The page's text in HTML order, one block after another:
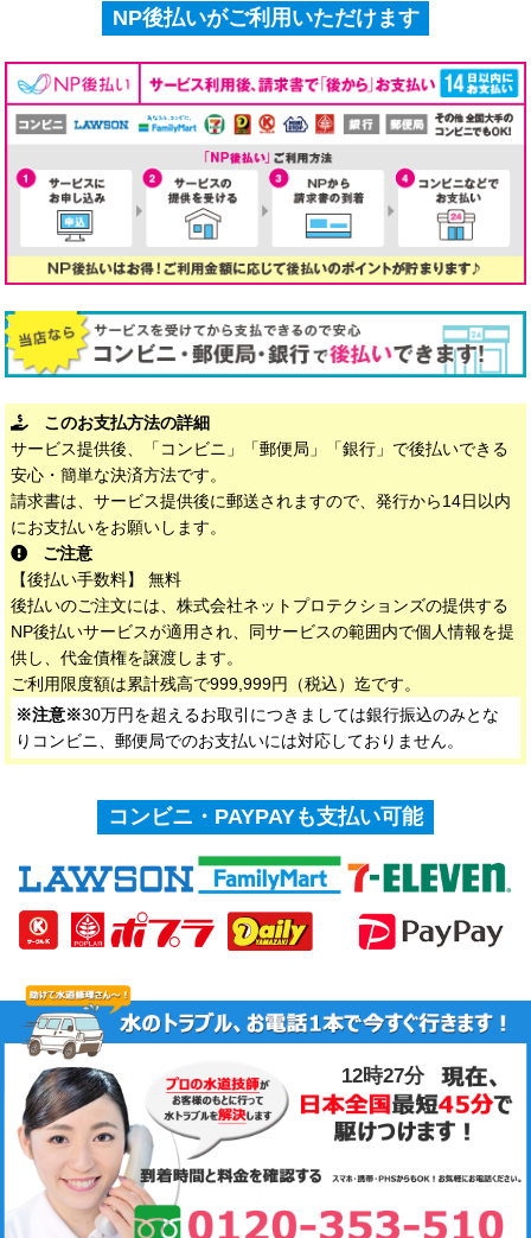
NP後払いがご利用いただけます
このお支払方法の詳細
サービス提供後、「コンビニ」「郵便局」「銀行」で後払いできる
安心・簡単な決済方法です。
請求書は、サービス提供後に郵送されますので、発行から14日以内
にお支払いをお願いします。
ご注意
【後払い手数料】 無料
後払いのご注文には、株式会社ネットプロテクションズの提供する
NP後払いサービスが適用され、同サービスの範囲内で個人情報を提
供し、代金債権を譲渡します。
ご利用限度額は累計残高で999,999円（税込）迄です。
※注意※30万円を超えるお取引につきましては銀行振込のみとな
りコンビニ、郵便局でのお支払いには対応しておりません。
コンビニ・PAYPAYも支払い可能
12時27分